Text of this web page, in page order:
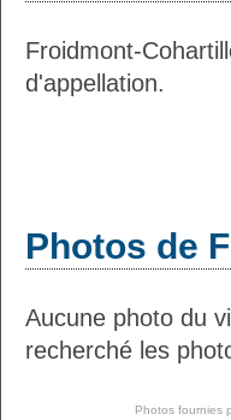
Froidmont-
d'appellation.
Photos de
Aucune photo du
recherché les
Photos fournies